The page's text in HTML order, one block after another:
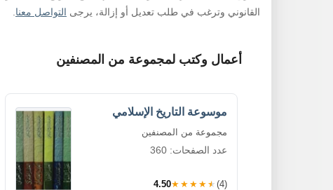
القانوني وترغب في طلب تعديل أو إزالة، يرجى التواصل معنا
أعمال وكتب لمجموعة من المصنفين
موسوعة التاريخ الإسلامي
مجموعة من المصنفين
عدد الصفحات: 360
4.50★★★★★ (4)